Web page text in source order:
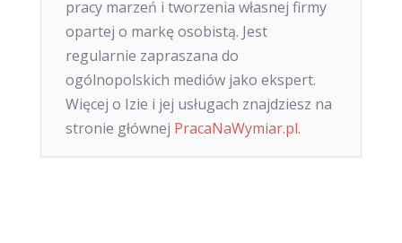
pracy marzeń i tworzenia własnej firmy
opartej o markę osobistą. Jest
regularnie zapraszana do
ogólnopolskich mediów jako ekspert.
Więcej o Izie i jej usługach znajdziesz na
stronie głównej PracaNaWymiar.pl.